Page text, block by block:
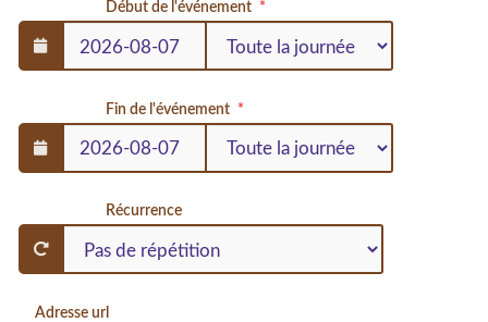
Début de l'événement
Fin de l'événement
Récurrence
Adresse url